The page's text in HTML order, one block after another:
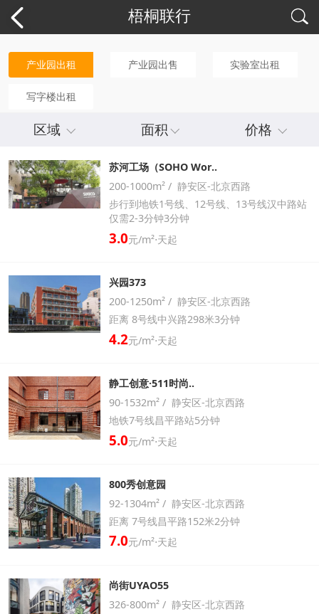
梧桐联行
产业园出租 产业园出售 实验室出租
写字楼出租
区域 面积 价格
苏河工场（SOHO Wor..
200-1000m² / 静安区-北京西路
步行到地铁1号线、12号线、13号线汉中路站
仅需2-3分钟3分钟
3.0元/m²⋅天起
兴园373
200-1250m² / 静安区-北京西路
距离 8号线中兴路298米3分钟
4.2元/m²⋅天起
静工创意·511时尚..
90-1532m² / 静安区-北京西路
地铁7号线昌平路站5分钟
5.0元/m²⋅天起
800秀创意园
92-1304m² / 静安区-北京西路
距离 7号线昌平路152米2分钟
7.0元/m²⋅天起
尚街UYAO55
326-800m² / 静安区-北京西路